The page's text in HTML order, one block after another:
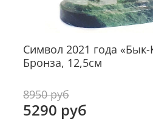
Символ 2021 года
Бронза, 12,5см
8950 руб
5290 руб